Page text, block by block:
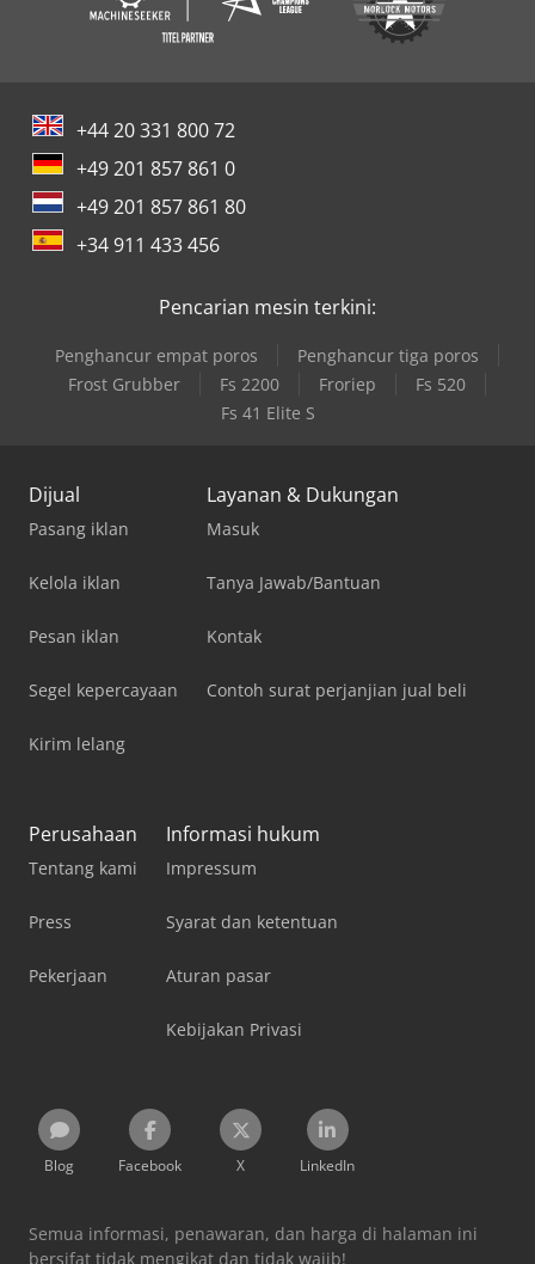
+44 20 331 800 72
+49 201 857 861 0
+49 201 857 861 80
+34 911 433 456
Pencarian mesin terkini:
Penghancur empat poros
Penghancur tiga poros
Frost Grubber
Fs 2200 Froriep
Fs 520
Fs 41 Elite S
Dijual
Pasang iklan
Kelola iklan
Pesan iklan
Segel kepercayaan
Kirim lelang
Layanan & Dukungan
Masuk
Tanya Jawab/Bantuan
Kontak
Contoh surat perjanjian jual beli
Perusahaan
Tentang kami
Press
Pekerjaan
Informasi hukum
Impressum
Syarat dan ketentuan
Aturan pasar
Kebijakan Privasi
Blog Facebook X LinkedIn
Semua informasi, penawaran, dan harga di halaman ini
bersifat tidak mengikat dan tidak wajib!